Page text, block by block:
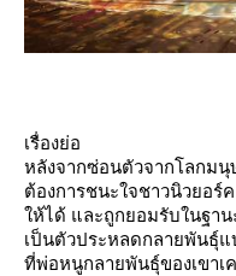
เรื่องย่อ
หลังจากซ่อนตัวจากโลกมนุ
ต้องการชนะใจชาวนิวยอร์ค
ห้ได้ และถูกยอมรับในฐาน
เป็นตัวประหลดกลายพันธุ์แ
ที่พ่อหนูกลายพันธุ์ของเขาเ